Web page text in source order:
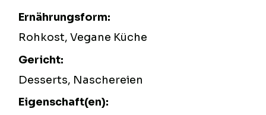
Ernährungsform:
Rohkost, Vegane Küche
Gericht:
Desserts, Naschereien
Eigenschaft(en):